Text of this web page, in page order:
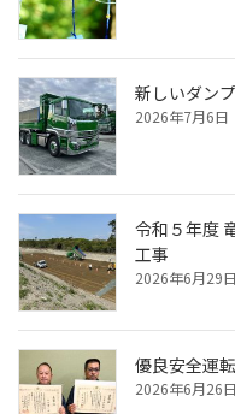
新しいダン
2026年7月6日
令和５年度
工事
2026年6月29日
優良安全運
2026年6月26日